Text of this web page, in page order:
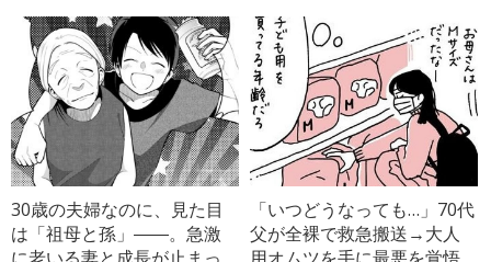
30歳の夫婦なのに、見た目
は「祖母と孫」――。急激
「いつどうなっても…」70代
父が全裸で救急搬送→大人